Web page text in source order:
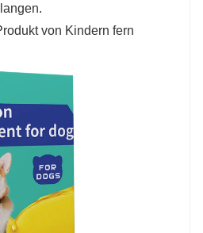
von Kindern fern